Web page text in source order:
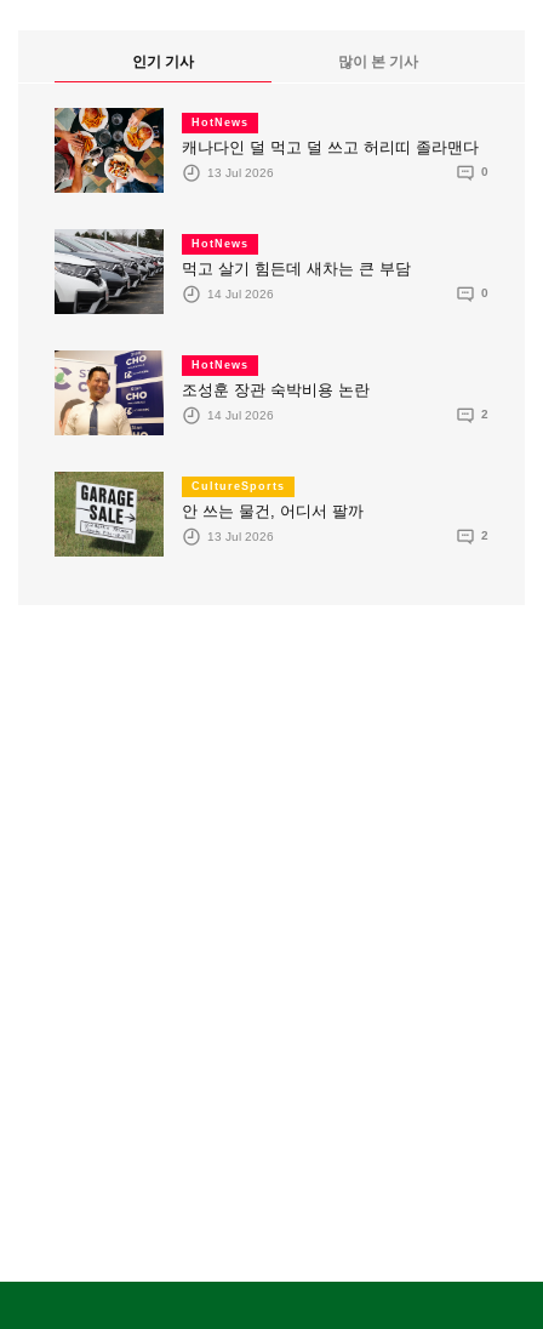
인기 기사 많이 본 기사
HotNews
캐나다인 덜 먹고 덜 쓰고 허리띠 졸라맨다
13 Jul 2026 0
HotNews
먹고 살기 힘든데 새차는 큰 부담
14 Jul 2026 0
HotNews
조성훈 장관 숙박비용 논란
14 Jul 2026 2
CultureSports
안 쓰는 물건, 어디서 팔까
13 Jul 2026 2